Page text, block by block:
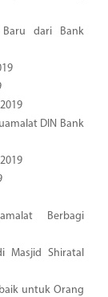
Baru dari Bank
DIN Bank
Berbagi
Masjid Shiratal
untuk Orang